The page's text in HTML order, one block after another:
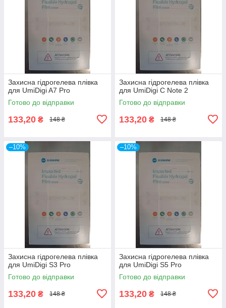
Захисна гідрогелева плівка
для UmiDigi A7 Pro
Готово до відправки
133,20 ₴ 148 ₴
Захисна гідрогелева плівка
для UmiDigi C Note 2
Готово до відправки
133,20 ₴ 148 ₴
–10%
Захисна гідрогелева плівка
для UmiDigi S3 Pro
Готово до відправки
133,20 ₴ 148 ₴
–10%
Захисна гідрогелева плівка
для UmiDigi S5 Pro
Готово до відправки
133,20 ₴ 148 ₴